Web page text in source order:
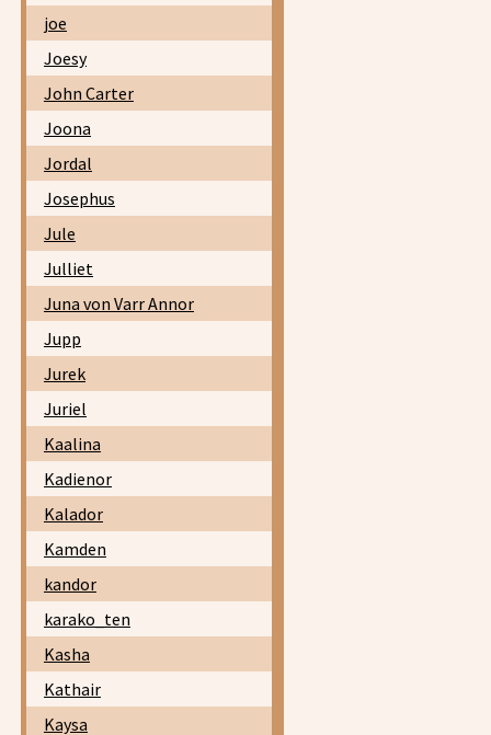
joe
Joesy
John Carter
Joona
Jordal
Josephus
Jule
Julliet
Juna von Varr Annor
Jupp
Jurek
Juriel
Kaalina
Kadienor
Kalador
Kamden
kandor
karako_ten
Kasha
Kathair
Kaysa